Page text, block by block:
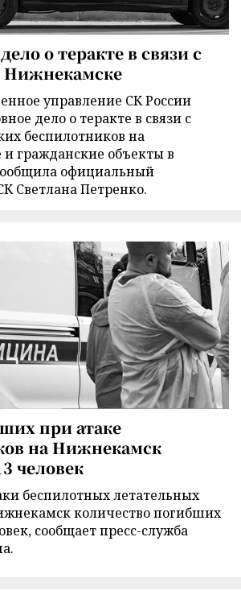
о теракте в связи с
Нижнекамске
управление СК России
дело о теракте в связи с
беспилотников на
гражданские объекты в
официальный
Светлана Петренко.
при атаке
на Нижнекамск
человек
беспилотных летательных
количество погибших
сообщает пресс-служба